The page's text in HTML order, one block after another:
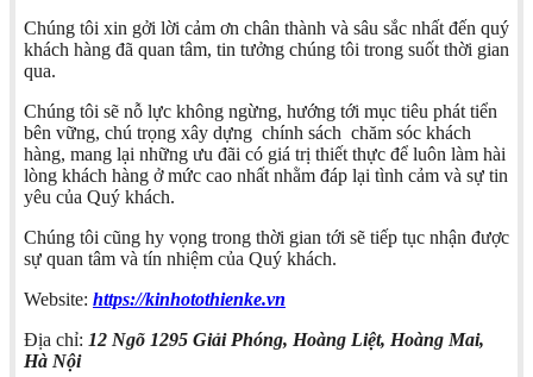
Chúng tôi xin gởi lời cảm ơn chân thành và sâu sắc nhất đến quý
khách hàng đã quan tâm, tin tưởng chúng tôi trong suốt thời gian
qua.
Chúng tôi sẽ nỗ lực không ngừng, hướng tới mục tiêu phát tiển
bên vững, chú trọng xây dựng chính sách chăm sóc khách
hàng, mang lại những ưu đãi có giá trị thiết thực để luôn làm hài
lòng khách hàng ở mức cao nhất nhằm đáp lại tình cảm và sự tin
yêu của Quý khách.
Chúng tôi cũng hy vọng trong thời gian tới sẽ tiếp tục nhận được
sự quan tâm và tín nhiệm của Quý khách.
Website: https://kinhotothienke.vn
Địa chỉ: 12 Ngõ 1295 Giải Phóng, Hoàng Liệt, Hoàng Mai,
Hà Nội